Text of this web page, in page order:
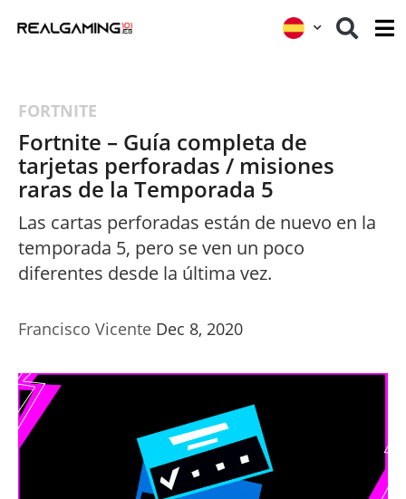
FORTNITE
Fortnite – Guía completa de
tarjetas perforadas / misiones
raras de la Temporada 5
Las cartas perforadas están de nuevo en la
temporada 5, pero se ven un poco
diferentes desde la última vez.
Francisco Vicente Dec 8, 2020